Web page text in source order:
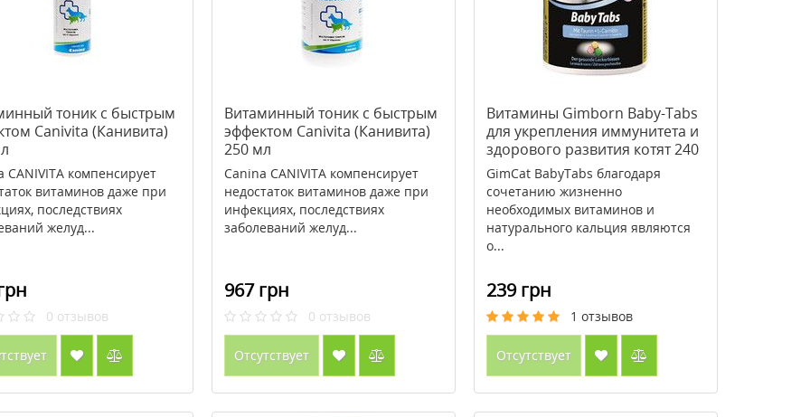
тоник с быстрым
Canivita (Канивита)
CANIVITA компенсирует
витаминов даже при
последствиях
желуд...
0 отзывов
Витаминный тоник с быстрым
эффектом Canivita (Канивита)
250 мл
Canina CANIVITA компенсирует
недостаток витаминов даже при
инфекциях, последствиях
заболеваний желуд...
967 грн
0 отзывов
Отсутствует
Витамины Gimborn Baby-Tabs
для укрепления иммунитета и
здорового развития котят 240
таблеток
GimCat BabyTabs благодаря
сочетанию жизненно
необходимых витаминов и
натурального кальция являются
о...
239 грн
1 отзывов
Отсутствует